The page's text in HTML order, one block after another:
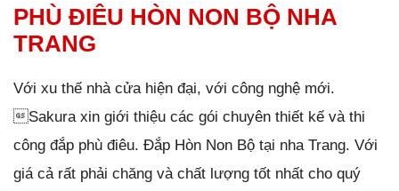
PHÙ ĐIÊU HÒN NON BỘ NHA
TRANG
Với xu thế nhà cửa hiện đại, với công nghệ mới.
Sakura xin giới thiệu các gói chuyên thiết kế và thi
công đắp phù điêu. Đắp Hòn Non Bộ tại nha Trang. Với
giá cả rất phải chăng và chất lượng tốt nhất cho quý